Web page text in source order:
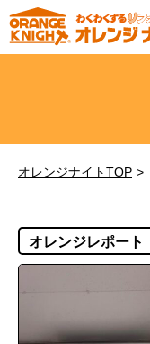
オレンジナイトTOP
オレンジレポート